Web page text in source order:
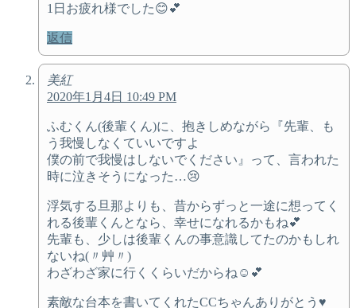
1日お疲れ様でした😊💕
返信
美紅
2020年1月4日 10:49 PM
ふむくん(後輩くん)に、抱きしめながら『先輩、も
う我慢しなくていいですよ
僕の前で我慢はしないでください』って、言われた
時に泣きそうになった…😢
浮気する旦那よりも、昔からずっと一途に想ってく
れる後輩くんとなら、幸せになれるかもね💕
先輩も、少しは後輩くんの事意識してたのかもしれ
ないね(〃艸〃)
わざわざ家に行くくらいだからね☺️💕
素敵な台本を書いてくれたCCちゃんありがとう♥